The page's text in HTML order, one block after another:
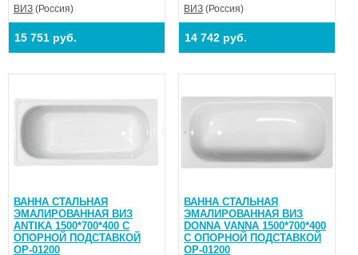
ВИЗ (Россия)
15 751 руб.
ВИЗ (Россия)
14 742 руб.
ВАННА СТАЛЬНАЯ
ЭМАЛИРОВАННАЯ ВИЗ
ANTIKA 1500*700*400 С
ОПОРНОЙ ПОДСТАВКОЙ
ОР-01200
ВАННА СТАЛЬНАЯ
ЭМАЛИРОВАННАЯ ВИЗ
DONNA VANNA 1500*700*400
С ОПОРНОЙ ПОДСТАВКОЙ
ОР-01200